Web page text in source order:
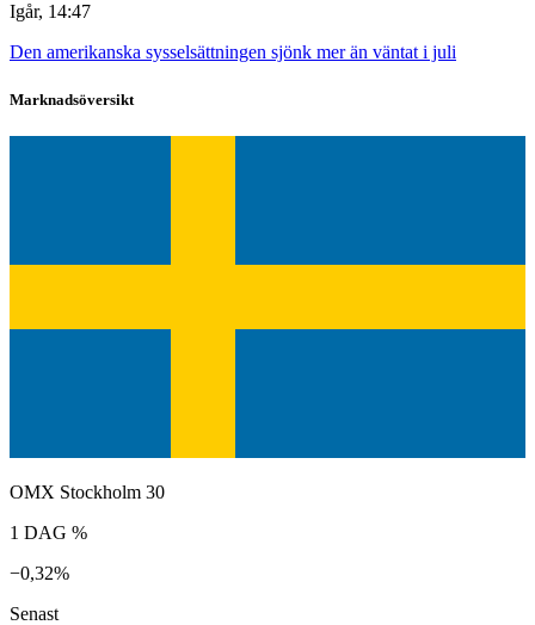
Igår, 14:47
Den amerikanska sysselsättningen sjönk mer än väntat i juli
Marknadsöversikt
OMX Stockholm 30
1 DAG %
−0,32%
Senast